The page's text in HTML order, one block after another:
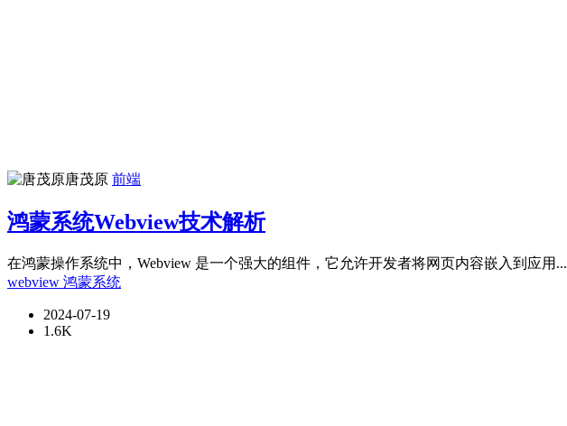
唐茂原 前端
鸿蒙系统Webview技术解析
在鸿蒙操作系统中，Webview 是一个强大的组件，它允许开发者将网页内容嵌入到应用...
webview 鸿蒙系统
2024-07-19
1.6K